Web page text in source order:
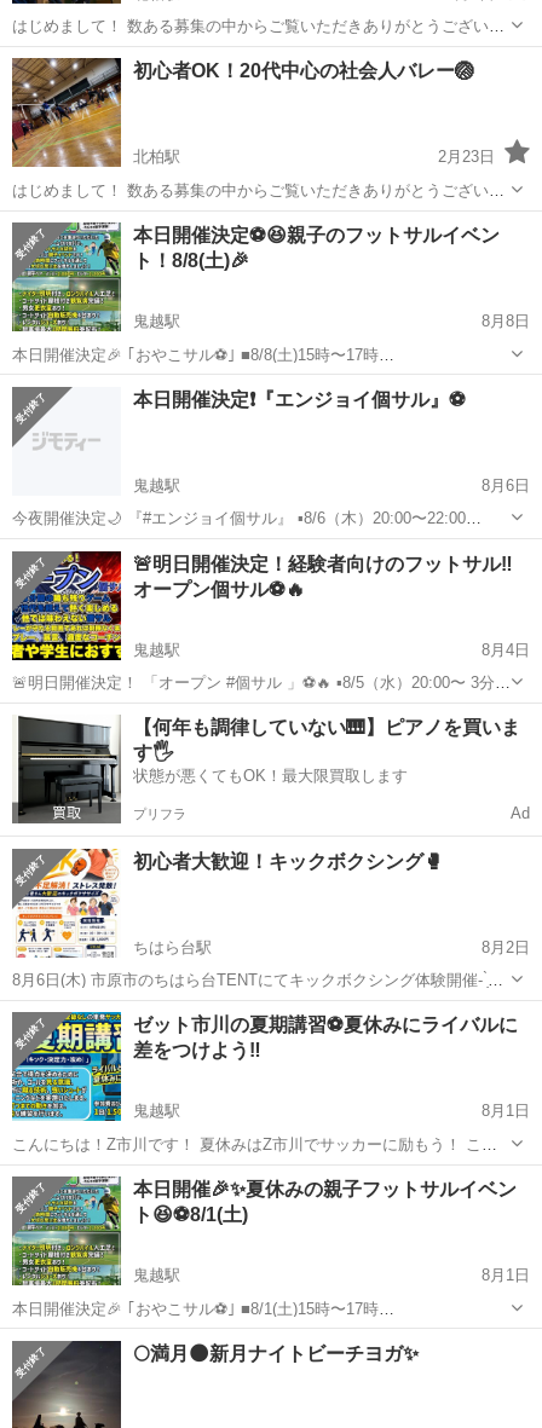
はじめまして！ 数ある募集の中からご覧いただきありがとうございま
す✨ 🏐 社会人バレー【経験者募集】 🏐 学生時代に部活経験がある
方、 久しぶりにバレーをしたい方にちょうどいい環境です。 ✔ 経験
者同士での試合が中心 ✔...
千葉 柏市 北柏駅 スポーツ バレー
初心者OK！20代中心の社会人バレー🏐
北柏駅
2月23日
はじめまして！ 数ある募集の中からご覧いただきありがとうございま
す✨ 「久しぶりに体を動かしたい」 「運動したいけど、ガチなのはち
ょっと…」 そんな方にちょうどいい、社会人バレーボールです🏐 ✔
初心者・未経験OK（半分...
千葉 柏市 北柏駅 スポーツ 体育館
本日開催決定⚽️😆親子のフットサルイベン
ト！8/8(土)🎉
鬼越駅
8月8日
本日開催決定🎉 ｢おやこサル⚽️｣ ■8/8(土)15時〜17時
https://yoyaku.labola.jp/r/shop/2039/event/show/2850143/ ⬆️詳細ご予約
はこちら‼️ 親子でフット...
千葉 鬼越駅 スポーツ
本日開催決定❗️『エンジョイ個サル』⚽️
鬼越駅
8月6日
今夜開催決定🌙 『#エンジョイ個サル』 ▪️8/6（木）20:00〜22:00
https://yoyaku.labola.jp/r/shop/2039/event/show/2846206/ ☝️ご予約は
コチラから😄 ...
千葉 市川市 鬼越駅 スポーツ ソサイチ
🚨明日開催決定！経験者向けのフットサル‼️
オープン個サル⚽️🔥
鬼越駅
8月4日
🚨明日開催決定！ 「オープン #個サル 」⚽️🔥 ▪️8/5（水）20:00〜 3分勝
ち残り形式だから、次々と 試合ができて最後まで楽しめます💪 本日
中のご予約で早割適応です🉐 ご参加お待ちしております😊 https:/...
千葉 市川市 鬼越駅 スポーツ
【何年も調律していない🎹】ピアノを買いま
す🖐️
状態が悪くてもOK！最大限買取します
プリフラ Ad
初心者大歓迎！キックボクシング🥊
ちはら台駅
8月2日
8月6日(木) 市原市のちはら台TENTにてキックボクシング体験開催- ̗̀📣
✅キックボクシング体験🥊 ・興味はあるけど… ・いつか行きたい…
・体験してみたい… と思っていた方！ この機会にぜひいかがですか✨️
...
千葉 市原市 ちはら台駅 スポーツ キックボクシング
ゼット市川の夏期講習⚽️夏休みにライバルに
差をつけよう‼️
鬼越駅
8月1日
こんにちは！Z市川です！ 夏休みはZ市川でサッカーに励もう！ この
夏休みに『個』のスキルを磨いて、 ライバルと差をつけましょう！＼
(^o^)／ 会員登録なしでご参加可能なワンデー教室のため、 スケジュー
ルの...
千葉 市川市 鬼越駅 スポーツ 小学
本日開催🎉✨夏休みの親子フットサルイベン
ト😆⚽️8/1(土)
鬼越駅
8月1日
本日開催決定🎉 ｢おやこサル⚽️｣ ■8/1(土)15時〜17時
https://yoyaku.labola.jp/r/shop/2039/event/show/2847324/ ⬆️詳細・ご参
加はこちら‼️ 夏休みに親子...
千葉 市川市 鬼越駅 スポーツ
🌕満月🌑新月ナイトビーチヨガ✨